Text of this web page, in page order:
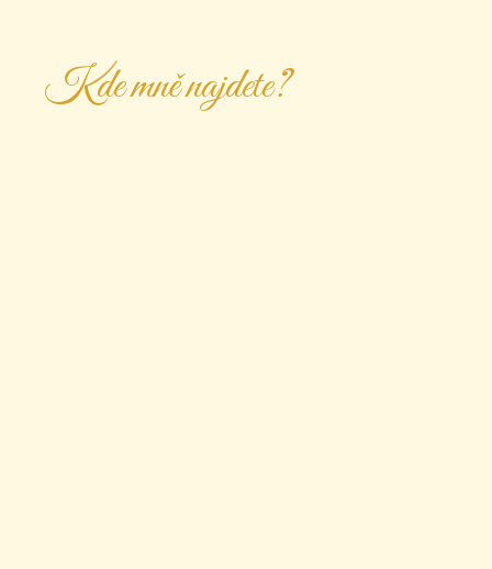
Kde mně najdete?